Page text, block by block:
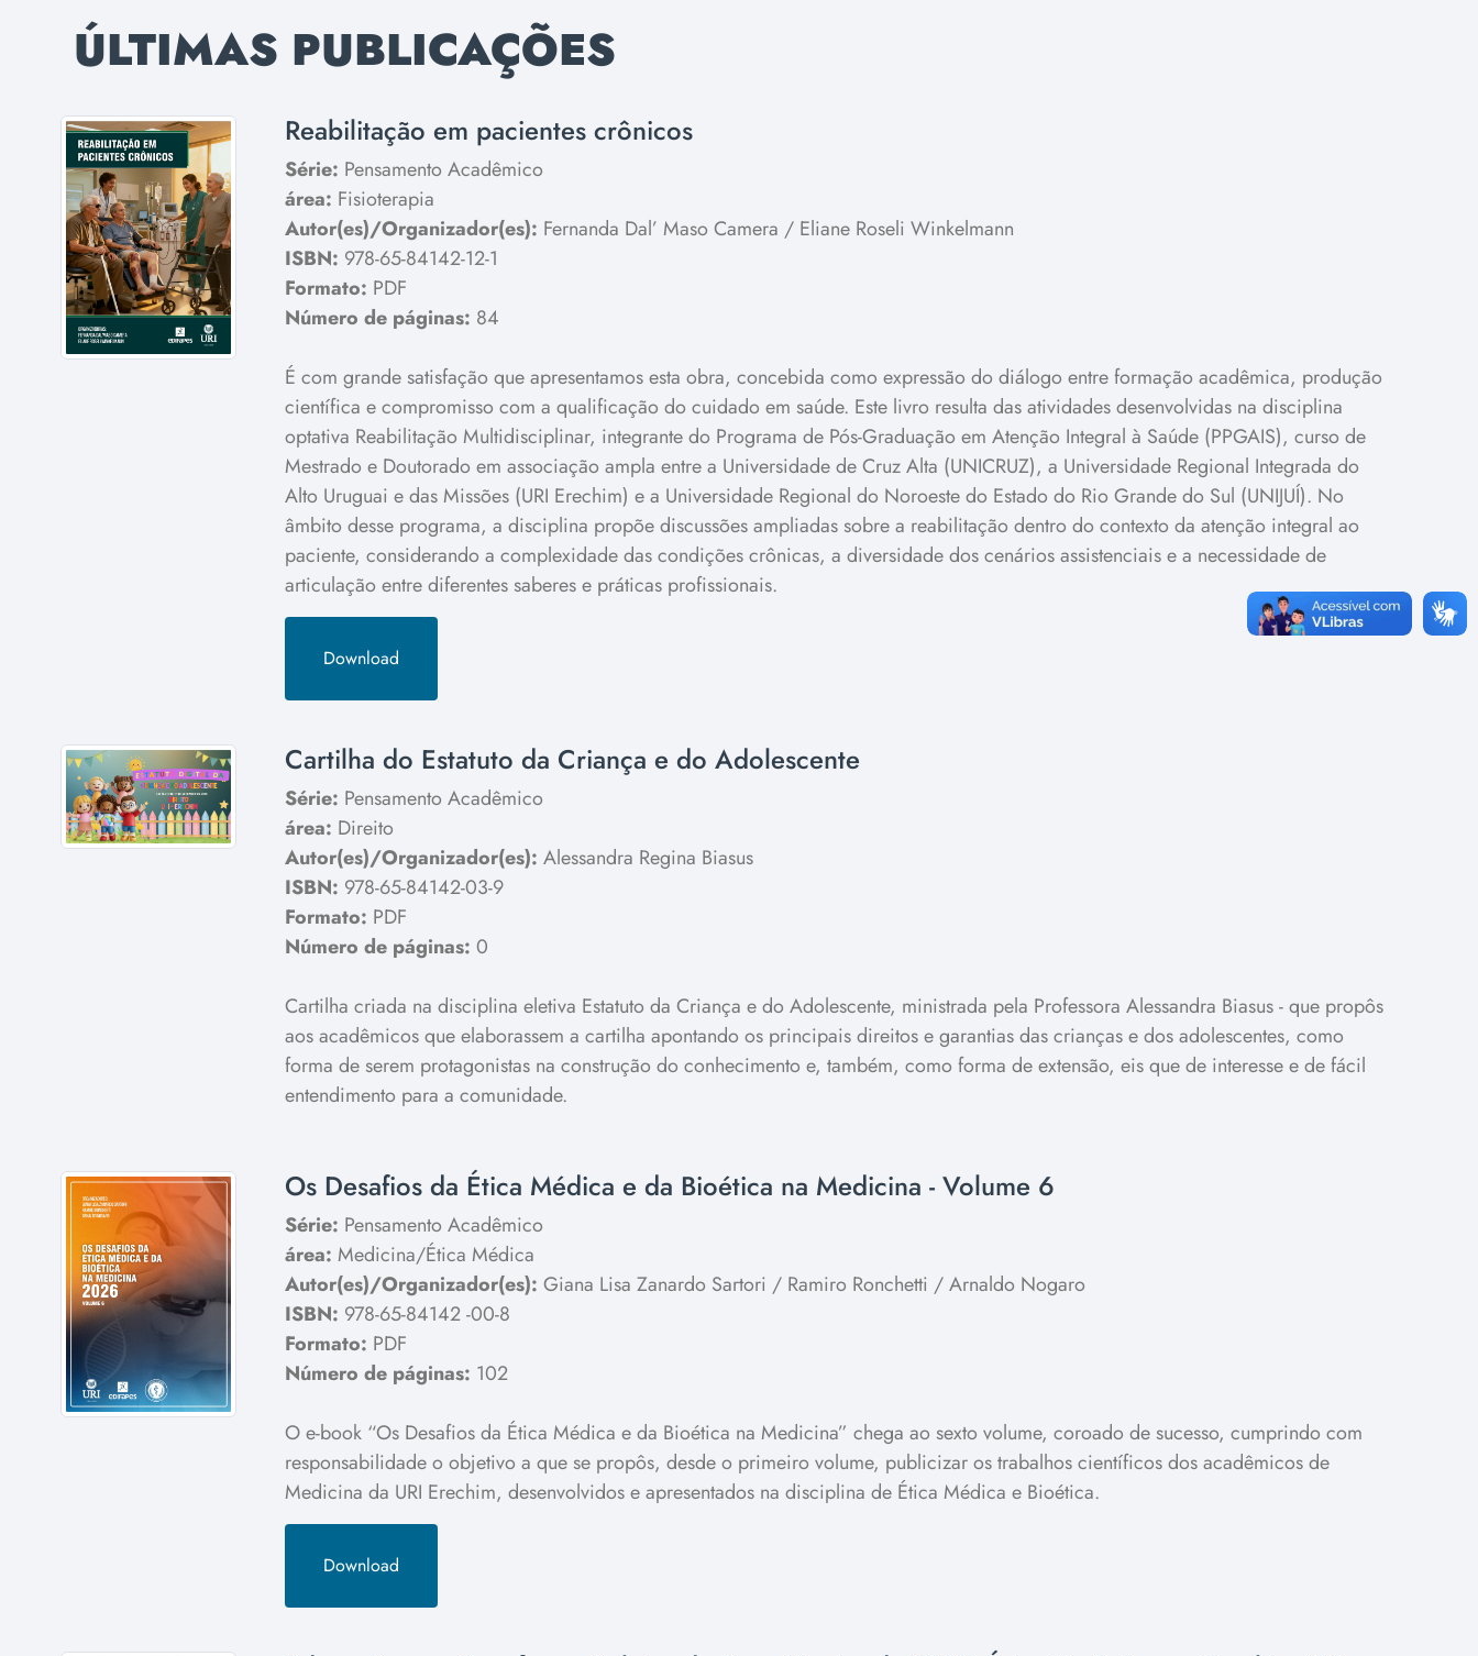
ÚLTIMAS PUBLICAÇÕES
Reabilitação em pacientes crônicos
Série: Pensamento Acadêmico
área: Fisioterapia
Autor(es)/Organizador(es): Fernanda Dal’ Maso Camera / Eliane Roseli Winkelmann
ISBN: 978-65-84142-12-1
Formato: PDF
Número de páginas: 84
É com grande satisfação que apresentamos esta obra, concebida como expressão do diálogo entre formação acadêmica, produção
científica e compromisso com a qualificação do cuidado em saúde. Este livro resulta das atividades desenvolvidas na disciplina
optativa Reabilitação Multidisciplinar, integrante do Programa de Pós-Graduação em Atenção Integral à Saúde (PPGAIS), curso de
Mestrado e Doutorado em associação ampla entre a Universidade de Cruz Alta (UNICRUZ), a Universidade Regional Integrada do
Alto Uruguai e das Missões (URI Erechim) e a Universidade Regional do Noroeste do Estado do Rio Grande do Sul (UNIJUÍ). No
âmbito desse programa, a disciplina propõe discussões ampliadas sobre a reabilitação dentro do contexto da atenção integral ao
paciente, considerando a complexidade das condições crônicas, a diversidade dos cenários assistenciais e a necessidade de
articulação entre diferentes saberes e práticas profissionais.
Download
Cartilha do Estatuto da Criança e do Adolescente
Série: Pensamento Acadêmico
área: Direito
Autor(es)/Organizador(es): Alessandra Regina Biasus
ISBN: 978-65-84142-03-9
Formato: PDF
Número de páginas: 0
Cartilha criada na disciplina eletiva Estatuto da Criança e do Adolescente, ministrada pela Professora Alessandra Biasus - que propôs
aos acadêmicos que elaborassem a cartilha apontando os principais direitos e garantias das crianças e dos adolescentes, como
forma de serem protagonistas na construção do conhecimento e, também, como forma de extensão, eis que de interesse e de fácil
entendimento para a comunidade.
Os Desafios da Ética Médica e da Bioética na Medicina - Volume 6
Série: Pensamento Acadêmico
área: Medicina/Ética Médica
Autor(es)/Organizador(es): Giana Lisa Zanardo Sartori / Ramiro Ronchetti / Arnaldo Nogaro
ISBN: 978-65-84142 -00-8
Formato: PDF
Número de páginas: 102
O e-book “Os Desafios da Ética Médica e da Bioética na Medicina” chega ao sexto volume, coroado de sucesso, cumprindo com
responsabilidade o objetivo a que se propôs, desde o primeiro volume, publicizar os trabalhos científicos dos acadêmicos de
Medicina da URI Erechim, desenvolvidos e apresentados na disciplina de Ética Médica e Bioética.
Download